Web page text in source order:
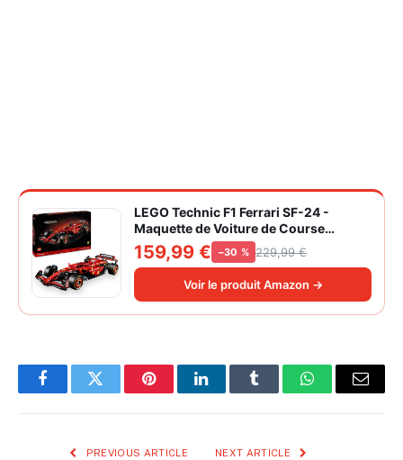
LEGO Technic F1 Ferrari SF-24 -
Maquette de Voiture de Course
Collector à Échelle 1/8 - Décoration -
Inclut Moteur V6, Boîte de Vitesses,
DRS et Volant - Idée de Cadeau pour
Adulte et Adolescent 42207
159,99 € −30 % 229,99 €
Voir le produit Amazon →
FacebookTwitter PinterestLinkedInTumblr WhatsAppEmail
PREVIOUS ARTICLE NEXT ARTICLE